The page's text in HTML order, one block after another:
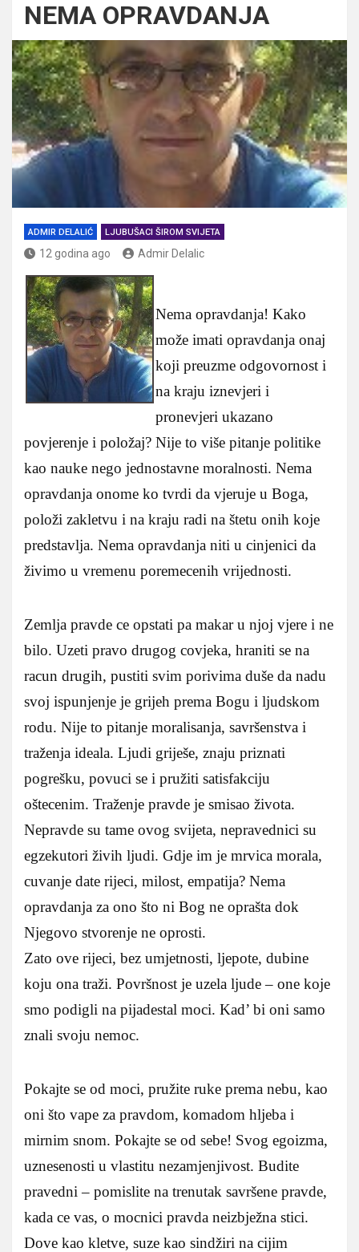
NEMA OPRAVDANJA
ADMIR DELALIĆ LJUBUŠACI ŠIROM SVIJETA
12 godina ago Admir Delalic
Nema opravdanja! Kako
može imati opravdanja onaj
koji preuzme odgovornost i
na kraju iznevjeri i
pronevjeri ukazano
povjerenje i položaj? Nije to više pitanje politike
kao nauke nego jednostavne moralnosti. Nema
opravdanja onome ko tvrdi da vjeruje u Boga,
položi zakletvu i na kraju radi na štetu onih koje
predstavlja. Nema opravdanja niti u cinjenici da
živimo u vremenu poremecenih vrijednosti.
Zemlja pravde ce opstati pa makar u njoj vjere i ne
bilo. Uzeti pravo drugog covjeka, hraniti se na
racun drugih, pustiti svim porivima duše da nadu
svoj ispunjenje je grijeh prema Bogu i ljudskom
rodu. Nije to pitanje moralisanja, savršenstva i
traženja ideala. Ljudi griješe, znaju priznati
pogrešku, povuci se i pružiti satisfakciju
oštecenim. Traženje pravde je smisao života.
Nepravde su tame ovog svijeta, nepravednici su
egzekutori živih ljudi. Gdje im je mrvica morala,
cuvanje date rijeci, milost, empatija? Nema
opravdanja za ono što ni Bog ne oprašta dok
Njegovo stvorenje ne oprosti.
Zato ove rijeci, bez umjetnosti, ljepote, dubine
koju ona traži. Površnost je uzela ljude – one koje
smo podigli na pijadestal moci. Kad’ bi oni samo
znali svoju nemoc.
Pokajte se od moci, pružite ruke prema nebu, kao
oni što vape za pravdom, komadom hljeba i
mirnim snom. Pokajte se od sebe! Svog egoizma,
uznesenosti u vlastitu nezamjenjivost. Budite
pravedni – pomislite na trenutak savršene pravde,
kada ce vas, o mocnici pravda neizbježna stici.
Dove kao kletve, suze kao sindžiri na cijim